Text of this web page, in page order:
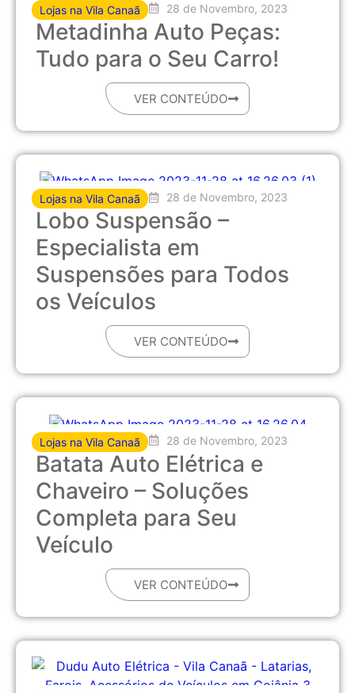
Lojas na Vila Canaã 28 de Novembro, 2023
Metadinha Auto Peças:
Tudo para o Seu Carro!
VER CONTEÚDO
Lojas na Vila Canaã 28 de Novembro, 2023
Lobo Suspensão –
Especialista em
Suspensões para Todos
os Veículos
VER CONTEÚDO
Lojas na Vila Canaã 28 de Novembro, 2023
Batata Auto Elétrica e
Chaveiro – Soluções
Completa para Seu
Veículo
VER CONTEÚDO